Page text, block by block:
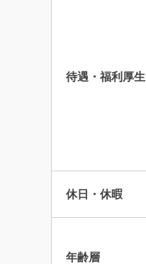
待遇・福利厚生
休日・休暇
年齢層